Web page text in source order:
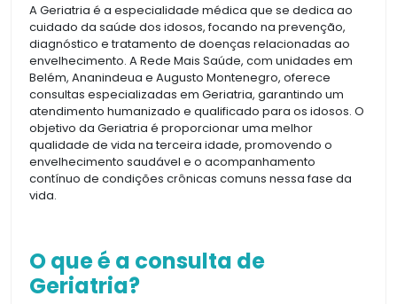
A Geriatria é a especialidade médica que se dedica ao
cuidado da saúde dos idosos, focando na prevenção,
diagnóstico e tratamento de doenças relacionadas ao
envelhecimento. A Rede Mais Saúde, com unidades em
Belém, Ananindeua e Augusto Montenegro, oferece
consultas especializadas em Geriatria, garantindo um
atendimento humanizado e qualificado para os idosos. O
objetivo da Geriatria é proporcionar uma melhor
qualidade de vida na terceira idade, promovendo o
envelhecimento saudável e o acompanhamento
contínuo de condições crônicas comuns nessa fase da
vida.
O que é a consulta de
Geriatria?